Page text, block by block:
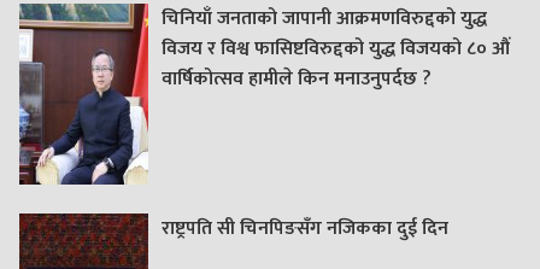
चिनियाँ जनताको जापानी आक्रमणविरुद्दको युद्ध
विजय र विश्व फासिष्टविरुद्दको युद्ध विजयको ८० औं
वार्षिकोत्सव हामीले किन मनाउनुपर्दछ ?
राष्ट्रपति सी चिनपिङसँग नजिकका दुई दिन